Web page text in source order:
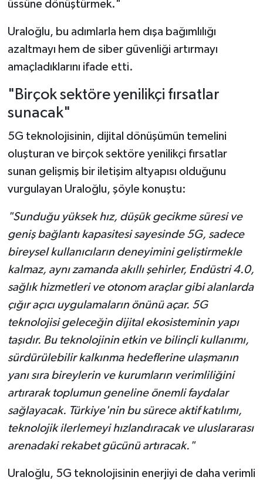
üssüne dönüştürmek."
Uraloğlu, bu adımlarla hem dışa bağımlılığı
azaltmayı hem de siber güvenliği artırmayı
amaçladıklarını ifade etti.
"Birçok sektöre yenilikçi fırsatlar
sunacak"
5G teknolojisinin, dijital dönüşümün temelini
oluşturan ve birçok sektöre yenilikçi fırsatlar
sunan gelişmiş bir iletişim altyapısı olduğunu
vurgulayan Uraloğlu, şöyle konuştu:
"Sunduğu yüksek hız, düşük gecikme süresi ve
geniş bağlantı kapasitesi sayesinde 5G, sadece
bireysel kullanıcıların deneyimini geliştirmekle
kalmaz, aynı zamanda akıllı şehirler, Endüstri 4.0,
sağlık hizmetleri ve otonom araçlar gibi alanlarda
çığır açıcı uygulamaların önünü açar. 5G
teknolojisi geleceğin dijital ekosisteminin yapı
taşıdır. Bu teknolojinin etkin ve bilinçli kullanımı,
sürdürülebilir kalkınma hedeflerine ulaşmanın
yanı sıra bireylerin ve kurumların verimliliğini
artırarak toplumun geneline önemli faydalar
sağlayacak. Türkiye'nin bu sürece aktif katılımı,
teknolojik ilerlemeyi hızlandıracak ve uluslararası
arenadaki rekabet gücünü artıracak."
Uraloğlu, 5G teknolojisinin enerjiyi de daha verimli